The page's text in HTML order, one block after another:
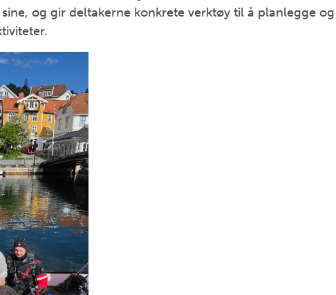
og gir deltakerne konkrete verktøy til å planlegge og